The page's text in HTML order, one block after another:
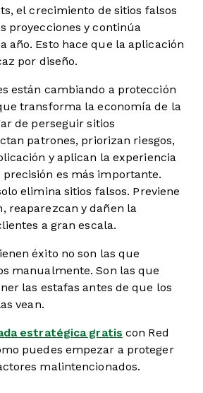
el crecimiento de sitios falsos
proyecciones y continúa
año. Esto hace que la aplicación
por diseño.
están cambiando a protección
transforma la economía de la
de perseguir sitios
patrones, priorizan riesgos,
y aplican la experiencia
es más importante.
elimina sitios falsos. Previene
reaparezcan y dañen la
a gran escala.
éxito no son las que
manualmente. Son las que
las estafas antes de que los
vean.
estratégica gratis con Red
puedes empezar a proteger
malintencionados.